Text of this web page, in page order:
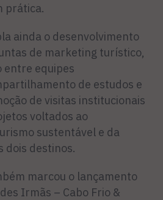
prática.
ainda o desenvolvimento
de marketing turístico,
entre equipes
de estudos e
de visitas institucionais
voltados ao
sustentável e da
dois destinos.
marcou o lançamento
Irmãs – Cabo Frio &